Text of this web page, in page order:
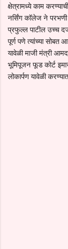
क्षेत्रामध्ये काम
नर्सिंग कॉलेज ने परभणी
प्रफुल्ल पाटील उच्च
पूर्ण पणे त्यांच्या सोबत
यावेळी माजी मंत्री
भूमिपूजन फूड कोर्ट
लोकार्पण यावेळी